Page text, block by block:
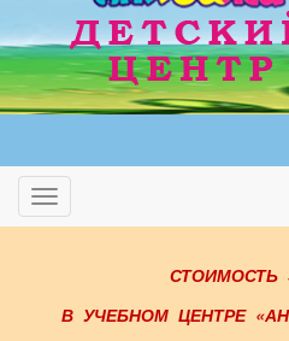
СТОИМОСТЬ
В УЧЕБНОМ ЦЕНТРЕ